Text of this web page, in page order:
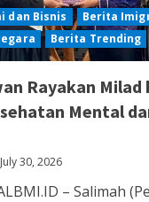
dan Bisnis
Berita
Berita Trending
Rayakan
Mental
July 30, 2026
– Salimah